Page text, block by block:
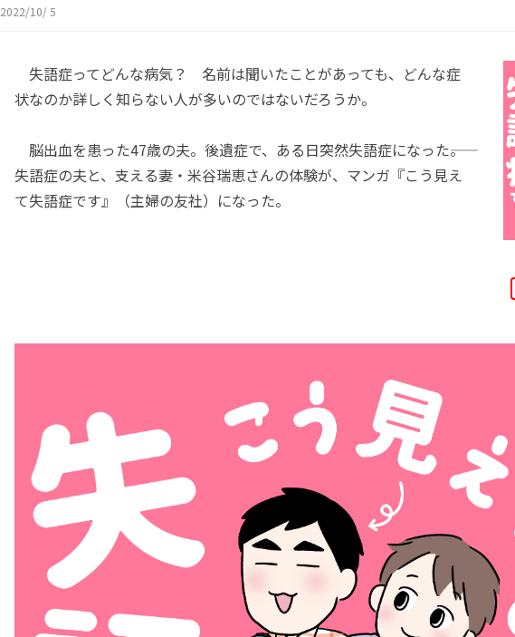
2022/10/ 5
失語症ってどんな病気？ 名前は聞いたことがあっても、どんな症
状なのか詳しく知らない人が多いのではないだろうか。
脳出血を患った47歳の夫。後遺症で、ある日突然失語症になった――。
失語症の夫と、支える妻・米谷瑞恵さんの体験が、マンガ『こう見え
て失語症です』（主婦の友社）になった。